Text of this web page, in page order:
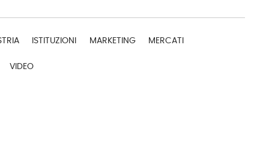
ISTITUZIONI MARKETING MERCATI
VIDEO